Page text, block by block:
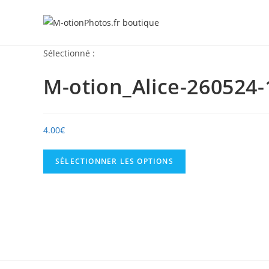
Sélectionné :
M-otion_Alice-
4.00€
SÉLECTIONNER LES OPTIONS